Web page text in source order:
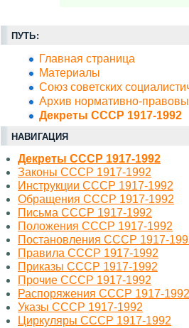
ПУТЬ:
Главная страница
Материалы
Союз советских
Архив нормативно-
Декреты СССР 1917-1992
НАВИГАЦИЯ
Декреты СССР 1917-1992
Законы СССР 1917-1992
Инструкции СССР 1917-1992
Обращения СССР 1917-1992
Письма СССР 1917-1992
Положения СССР 1917-1992
Постановления СССР 1917-
Правила СССР 1917-1992
Приказы СССР 1917-1992
Прочие СССР 1917-1992
Распоряжения СССР 1917-1992
Указы СССР 1917-1992
Циркуляры СССР 1917-1992